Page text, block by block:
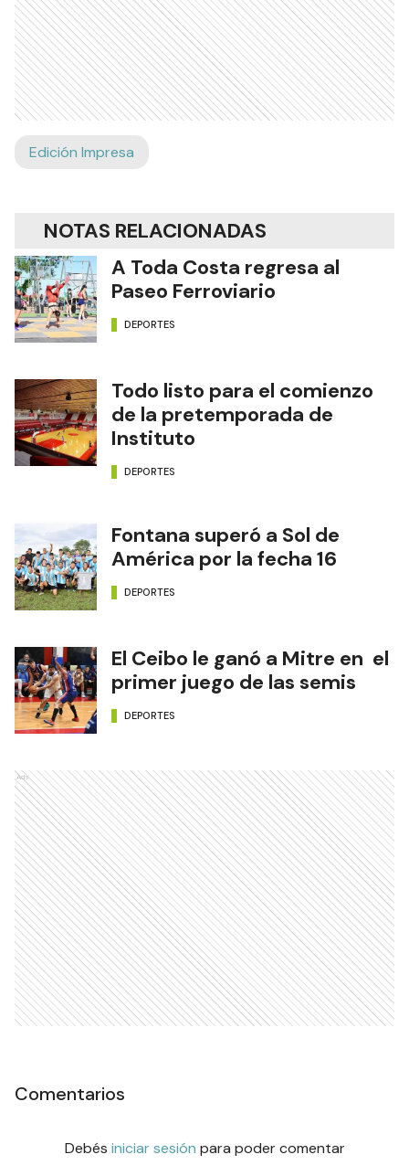
Edición Impresa
NOTAS RELACIONADAS
A Toda Costa regresa al
Paseo Ferroviario
DEPORTES
Todo listo para el comienzo
de la pretemporada de
Instituto
DEPORTES
Fontana superó a Sol de
América por la fecha 16
DEPORTES
El Ceibo le ganó a Mitre en el
primer juego de las semis
DEPORTES
Ads
Comentarios
Debés iniciar sesión para poder comentar